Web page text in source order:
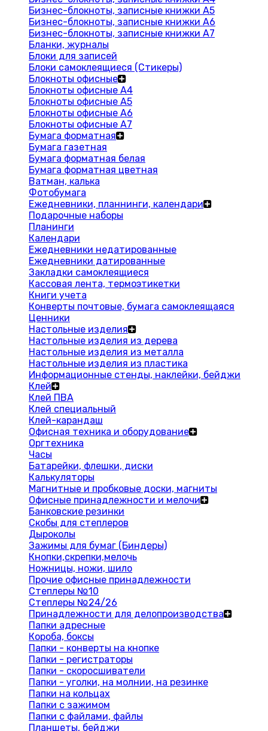
Бизнес-блокноты, записные книжки А5
Бизнес-блокноты, записные книжки А6
Бизнес-блокноты, записные книжки А7
Бланки, журналы
Блоки для записей
Блоки самоклеящиеся (Стикеры)
Блокноты офисные
Блокноты офисные A4
Блокноты офисные A5
Блокноты офисные A6
Блокноты офисные A7
Бумага форматная
Бумага газетная
Бумага форматная белая
Бумага форматная цветная
Ватман, калька
Фотобумага
Ежедневники, планнинги, календари
Подарочные наборы
Планинги
Календари
Ежедневники недатированные
Ежедневники датированные
Закладки самоклеящиеся
Кассовая лента, термоэтикетки
Книги учета
Конверты почтовые, бумага самоклеящаяся
Ценники
Настольные изделия
Настольные изделия из дерева
Настольные изделия из металла
Настольные изделия из пластика
Информационные стенды, наклейки, бейджи
Клей
Клей ПВА
Клей специальный
Клей-карандаш
Офисная техника и оборудование
Оргтехника
Часы
Батарейки, флешки, диски
Калькуляторы
Магнитные и пробковые доски, магниты
Офисные принадлежности и мелочи
Банковские резинки
Скобы для степлеров
Дыроколы
Зажимы для бумаг (Биндеры)
Кнопки,скрепки,мелочь
Ножницы, ножи, шило
Прочие офисные принадлежности
Степлеры №10
Степлеры №24/26
Принадлежности для делопроизводства
Папки адресные
Короба, боксы
Папки - конверты на кнопке
Папки - регистраторы
Папки - скоросшиватели
Папки - уголки, на молнии, на резинке
Папки на кольцах
Папки с зажимом
Папки с файлами, файлы
Планшеты, бейджи